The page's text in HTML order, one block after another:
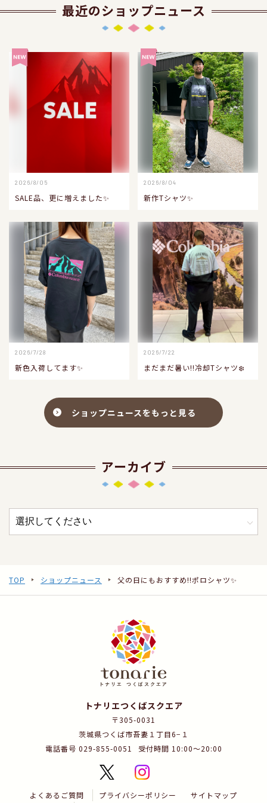
最近のショップニュース
2026/8/05
SALE品、更に増えました✨
2026/8/04
新作Tシャツ✨
2026/7/28
新色入荷してます✨
2026/7/22
まだまだ暑い‼️冷却Tシャツ❄️
ショップニュースをもっと見る
アーカイブ
TOP ショップニュース 父の日にもおすすめ‼️ポロシャツ✨
トナリエつくばスクエア
〒305-0031
茨城県つくば市吾妻１丁目6−１
電話番号 029-855-0051
受付時間 10:00～20:00
よくあるご質問 プライバシーポリシー
サイトマップ